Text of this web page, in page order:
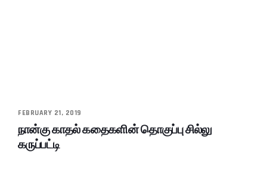
FEBRUARY 21, 2019
நான்கு காதல் கதைகளின் தொகுப்பு சில்லு
கருப்பட்டி